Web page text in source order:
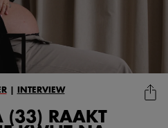
(33) RAAKT
| INTERVIEW